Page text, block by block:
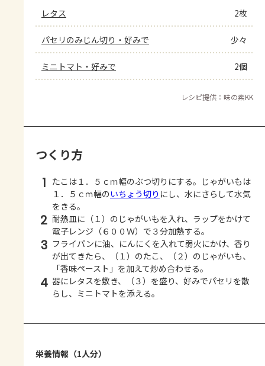
レタス 2枚
パセリのみじん切り・好みで 少々
ミニトマト・好みで 2個
レシピ提供：味の素KK
つくり方
1 たこは１．５ｃｍ幅のぶつ切りにする。じゃがいもは
１．５ｃｍ幅のいちょう切り にし、水にさらして水気
をきる。
2 耐熱皿に（１）のじゃがいもを入れ、ラップをかけて
電子レンジ（６００Ｗ）で３分加熱する。
3 フライパンに油、にんにくを入れて弱火にかけ、香り
が出てきたら、（１）のたこ、（２）のじゃがいも、
「香味ペースト」を加えて炒め合わせる。
4 器にレタスを敷き、（３）を盛り、好みでパセリを散
らし、ミニトマトを添える。
栄養情報（1人分）